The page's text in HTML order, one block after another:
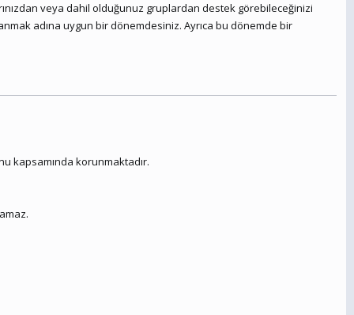
veya dahil olduğunuz gruplardan destek görebileceğinizi
adına uygun bir dönemdesiniz. Ayrıca bu dönemde bir
kapsamında korunmaktadır.